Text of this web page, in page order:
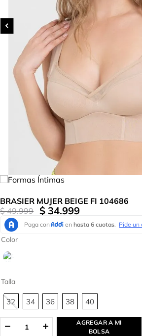
BRASIER MUJER BEIGE FI 104686
$ 49.999 $ 34.999
Talla
32 34 36 38 40
Color
AGREGAR A MI
BOLSA